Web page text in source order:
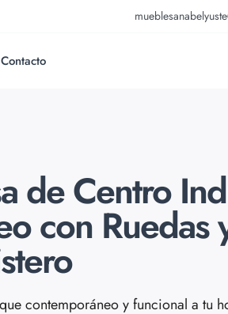
Contacto
de Centro
con Ruedas
contemporáneo y funcional a tu